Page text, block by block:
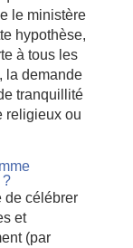
le ministère
hypothèse,
à tous les
la demande
tranquillité
religieux ou
?
de célébrer
et
(par